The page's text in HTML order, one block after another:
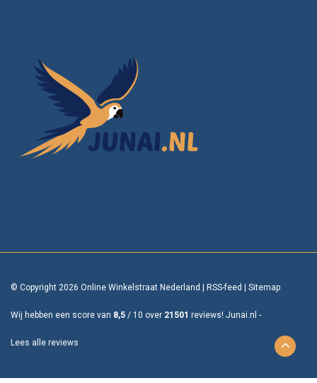
© Copyright 2026 Online Winkelstraat Nederland RSS-feed Sitemap
Wij hebben een score van 8,5 / 10 over 21501 reviews! Junai.nl -
Lees alle reviews